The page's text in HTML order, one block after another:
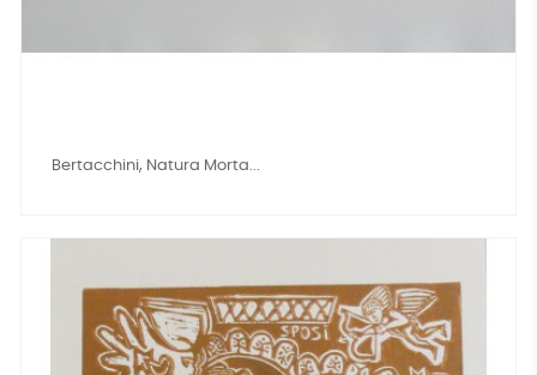
Bertacchini, Natura Morta...